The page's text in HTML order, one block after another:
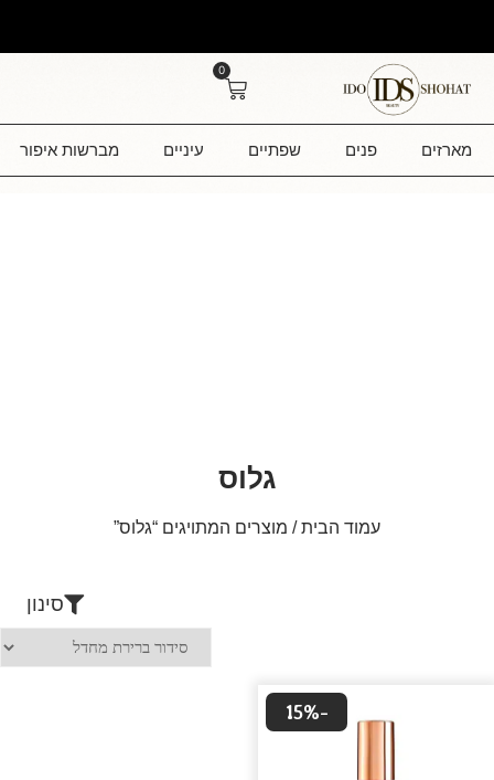
מארזים פנים שפתיים עיניים מברשות איפור
0
גלוס
עמוד הבית/ מוצרים המתויגים “גלוס”
סינון
-15%